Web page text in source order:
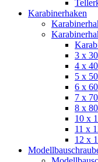
Karabinerhaken
3 x 30
4 x 40
5 x 50
6 x 60
7 x 70
8 x 80
10 x
11 x
12 x